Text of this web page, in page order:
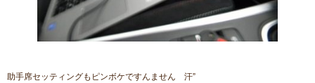
助手席セッティングもピンボケですんません 汗”